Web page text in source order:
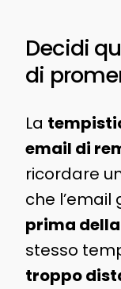
Decidi
di
La
email di
ricordare
che
prima
stesso
troppo